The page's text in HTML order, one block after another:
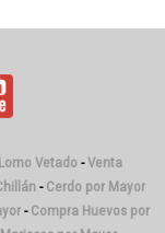
Vetado-Venta
- Cerdo por Mayor
- Compra Huevos por